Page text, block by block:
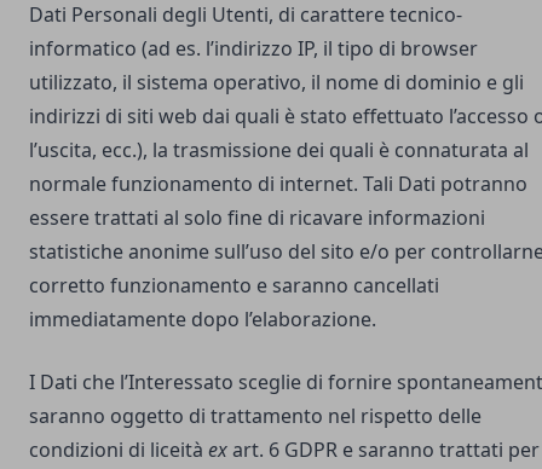
Dati Personali degli Utenti, di carattere tecnico-
informatico (ad es. l’indirizzo IP, il tipo di browser
utilizzato, il sistema operativo, il nome di dominio e gli
indirizzi di siti web dai quali è stato effettuato l’accesso
l’uscita, ecc.), la trasmissione dei quali è connaturata al
normale funzionamento di internet. Tali Dati potranno
essere trattati al solo fine di ricavare informazioni
statistiche anonime sull’uso del sito e/o per
corretto funzionamento e saranno cancellati
immediatamente dopo l’elaborazione.
I Dati che l’Interessato sceglie di fornire
saranno oggetto di trattamento nel rispetto delle
condizioni di liceità exart. 6 GDPR e saranno trattati per